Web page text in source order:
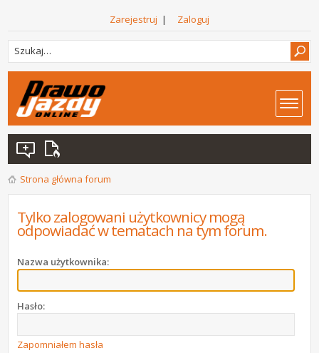
Zarejestruj | Zaloguj
Strona główna forum
Tylko zalogowani użytkownicy mogą
odpowiadać w tematach na tym forum.
Nazwa użytkownika:
Hasło:
Zapomniałem hasła